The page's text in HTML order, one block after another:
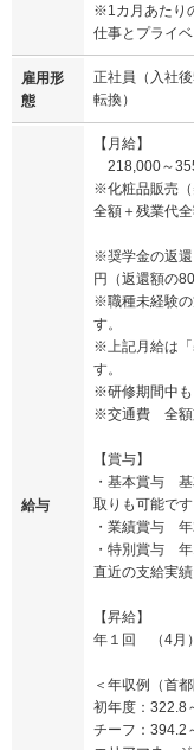
※1カ月あたり
仕事とプライ
雇用形
態
正社員（入社
転換）
給与
【月給】
218,000～
※化粧品販売（
全額＋残業代
※奨学金の返還
円（返還額の
※職種未経験の
す。
※上記月給は「
す。
※研修期間中
※交通費 全額
【賞与】
・基本賞与 基
取りも可能です
・業績賞与
・特別賞与
直近の支給実
【昇給】
年１回 （4月）
＜年収例（首
初年度：322.8
チーフ：394.2